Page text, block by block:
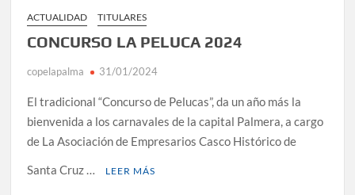
ACTUALIDAD TITULARES
CONCURSO LA PELUCA 2024
copelapalma 31/01/2024
El tradicional “Concurso de Pelucas”, da un año más la
bienvenida a los carnavales de la capital Palmera, a cargo
de La Asociación de Empresarios Casco Histórico de
Santa Cruz …
LEER MÁS